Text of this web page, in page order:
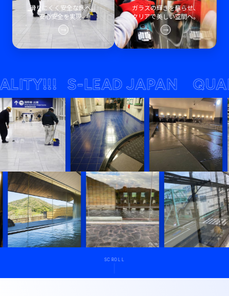
滑りにくく安全な床へ。
安心安全を実現。
→
ガラスの輝きを蘇らせ、
クリアで美しい空間へ。
→
S-LEAD JAPAN
SCROLL